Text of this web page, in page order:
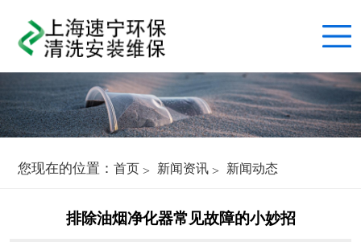
您现在的位置： 首页 新闻资讯 新闻动态
排除油烟净化器常见故障的小妙招